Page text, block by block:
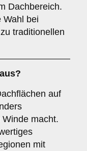
Dachbereich.
Wahl bei
traditionellen
aus?
auf
macht.
mit